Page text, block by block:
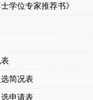
学位专家推荐书》
简况表
申请表